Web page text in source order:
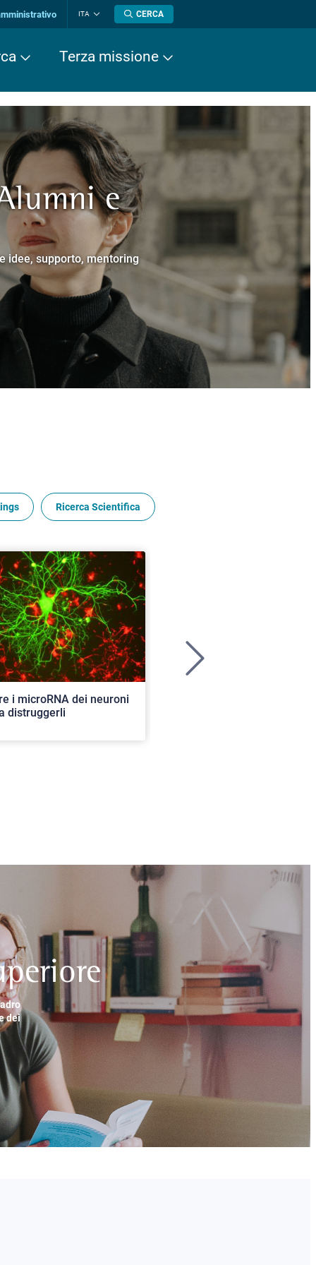
ITA
lingua
CERCA
Terza missione
Superiore.
e
idee, supporto, mentoring
Cavalieri.
Ricerca Scientifica
i microRNA dei neuroni
distruggerli
dei